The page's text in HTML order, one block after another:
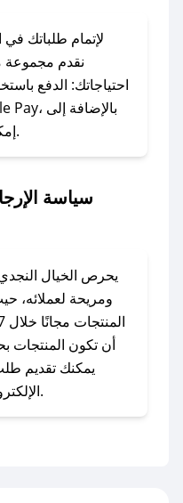
لا تقلق! يمكنك
الرسائل الخاصة
وسنقوم بحل
مراسلتنا مباشرة
للحصول على
لإتمام طلباتك
نقدم مجموعة
احتياجاتك: الدفع
إمكانية الدفع بالتقسيط الشهري.
سياسة
يحرص الخيال
ومريحة لعملائه،
أن تكون المنتجات
يمكنك تقديم
الإلكتروني أو من خلال خدمة العملاء.